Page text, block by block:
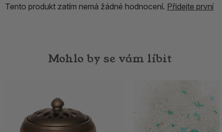
Tento produkt zatím nemá žádné hodnocení. Přidejte první
Mohlo by se vám líbit